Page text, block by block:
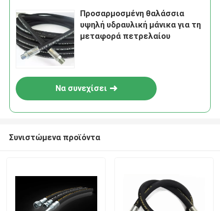
Προσαρμοσμένη θαλάσσια
υψηλή υδραυλική μάνικα για τη
μεταφορά πετρελαίου
Να συνεχίσει
Συνιστώμενα προϊόντα